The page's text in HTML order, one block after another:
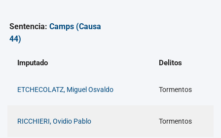
Sentencia:Camps (Causa
44)
Imputado Delitos
ETCHECOLATZ, Miguel Osvaldo Tormentos
RICCHIERI, Ovidio Pablo Tormentos